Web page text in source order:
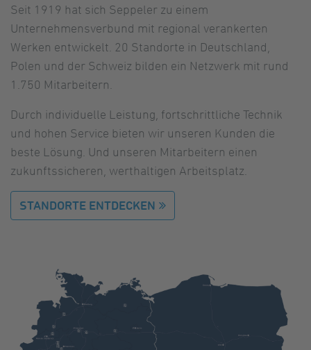
Seit 1919 hat sich Seppeler zu einem
Unternehmensverbund mit regional verankerten
Werken entwickelt. 20 Standorte in Deutschland,
Polen und der Schweiz bilden ein Netzwerk mit rund
1.750 Mitarbeitern.
Durch individuelle Leistung, fortschrittliche Technik
und hohen Service bieten wir unseren Kunden die
beste Lösung. Und unseren Mitarbeitern einen
zukunftssicheren, werthaltigen Arbeitsplatz.
STANDORTE ENTDECKEN